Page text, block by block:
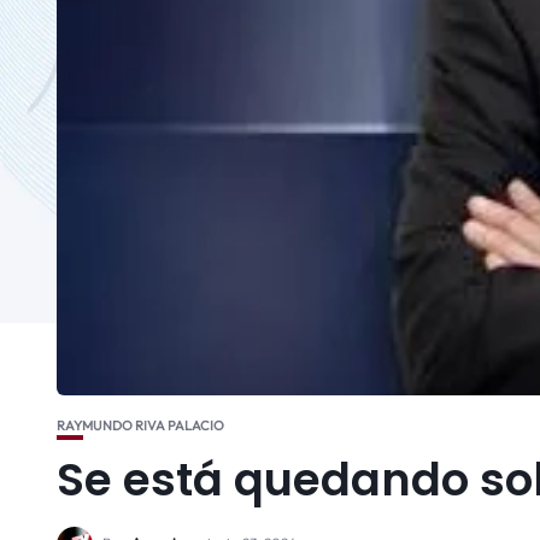
RAYMUNDO RIVA PALACIO
Se está quedando